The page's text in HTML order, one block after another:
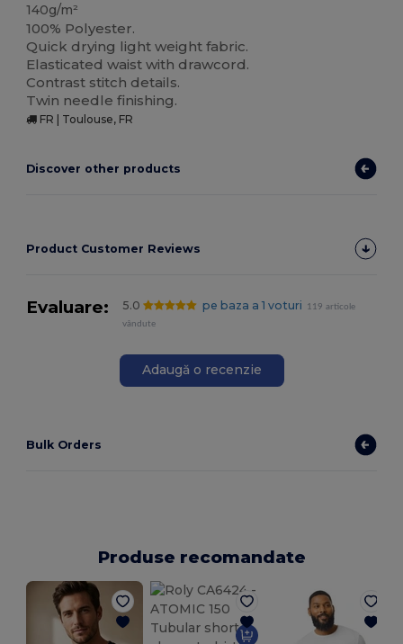
140g/m²
100% Polyester.
Quick drying light weight fabric.
Elasticated waist with drawcord.
Contrast stitch details.
Twin needle finishing.
FR | Toulouse, FR
Discover other products
Product Customer Reviews
Evaluare: 5.0 pe baza a 1 voturi
119 articole
vândute
Adaugă o recenzie
Bulk Orders
Produse recomandate